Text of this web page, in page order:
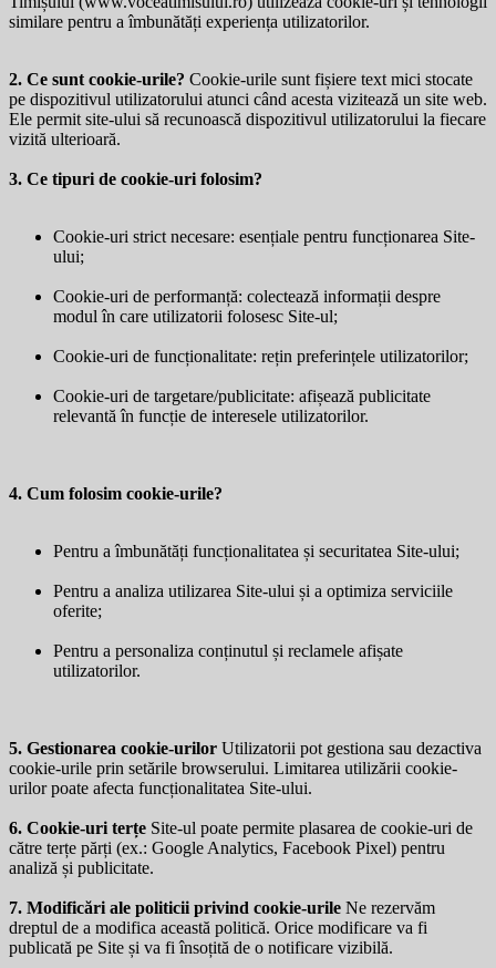
similare pentru a îmbunătăți experiența utilizatorilor.
2. Ce sunt cookie-urile? Cookie-urile sunt fișiere text mici stocate
pe dispozitivul utilizatorului atunci când acesta vizitează un site web.
Ele permit site-ului să recunoască dispozitivul utilizatorului la fiecare
vizită ulterioară.
3. Ce tipuri de cookie-uri folosim?
Cookie-uri strict necesare: esențiale pentru funcționarea Site-
ului;
Cookie-uri de performanță: colectează informații despre
modul în care utilizatorii folosesc Site-ul;
Cookie-uri de funcționalitate: rețin preferințele utilizatorilor;
Cookie-uri de targetare/publicitate: afișează publicitate
relevantă în funcție de interesele utilizatorilor.
4. Cum folosim cookie-urile?
Pentru a îmbunătăți funcționalitatea și securitatea Site-ului;
Pentru a analiza utilizarea Site-ului și a optimiza serviciile
oferite;
Pentru a personaliza conținutul și reclamele afișate
utilizatorilor.
5. Gestionarea cookie-urilor Utilizatorii pot gestiona sau dezactiva
cookie-urile prin setările browserului. Limitarea utilizării cookie-
urilor poate afecta funcționalitatea Site-ului.
6. Cookie-uri terțe Site-ul poate permite plasarea de cookie-uri de
către terțe părți (ex.: Google Analytics, Facebook Pixel) pentru
analiză și publicitate.
7. Modificări ale politicii privind cookie-urile Ne rezervăm
dreptul de a modifica această politică. Orice modificare va fi
publicată pe Site și va fi însoțită de o notificare vizibilă.